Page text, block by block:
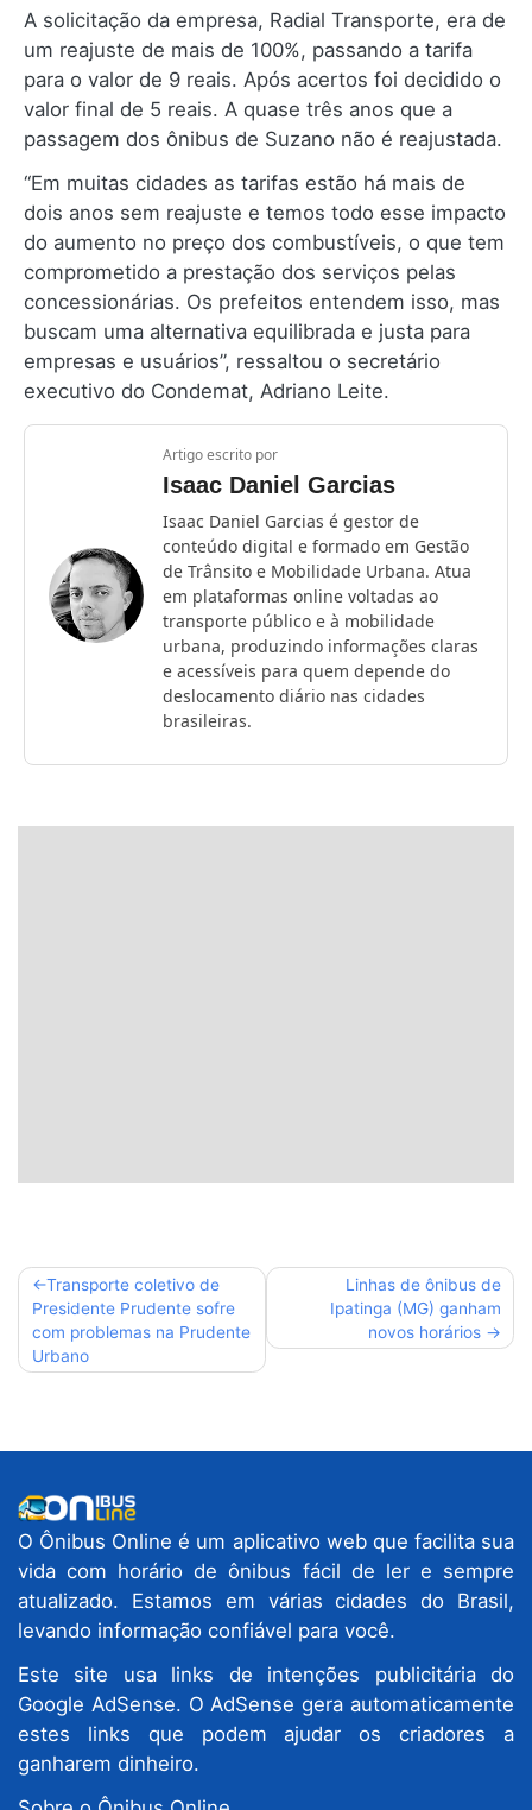
A solicitação da empresa, Radial Transporte, era de
um reajuste de mais de 100%, passando a tarifa
para o valor de 9 reais. Após acertos foi decidido o
valor final de 5 reais. A quase três anos que a
passagem dos ônibus de Suzano não é reajustada.
“Em muitas cidades as tarifas estão há mais de
dois anos sem reajuste e temos todo esse impacto
do aumento no preço dos combustíveis, o que tem
comprometido a prestação dos serviços pelas
concessionárias. Os prefeitos entendem isso, mas
buscam uma alternativa equilibrada e justa para
empresas e usuários”, ressaltou o secretário
executivo do Condemat, Adriano Leite.
Artigo escrito por
Isaac Daniel Garcias
Isaac Daniel Garcias é gestor de
conteúdo digital e formado em Gestão
de Trânsito e Mobilidade Urbana. Atua
em plataformas online voltadas ao
transporte público e à mobilidade
urbana, produzindo informações claras
e acessíveis para quem depende do
deslocamento diário nas cidades
brasileiras.
Navegação
de
Post
Transporte coletivo de
Presidente Prudente sofre
com problemas na Prudente
Urbano
Linhas de ônibus de
Ipatinga (MG) ganham
novos horários
O Ônibus Online é um aplicativo web que facilita sua
vida com horário de ônibus fácil de ler e sempre
atualizado. Estamos em várias cidades do Brasil,
levando informação confiável para você.
Este site usa links de intenções publicitária do
Google AdSense. O AdSense gera automaticamente
estes links que podem ajudar os criadores a
ganharem dinheiro.